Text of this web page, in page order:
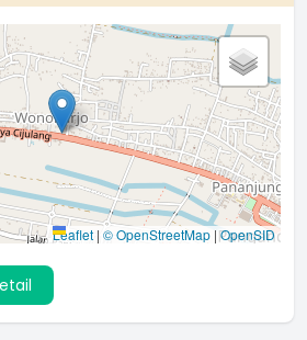
Leaflet | © OpenStreetMap |OpenSID